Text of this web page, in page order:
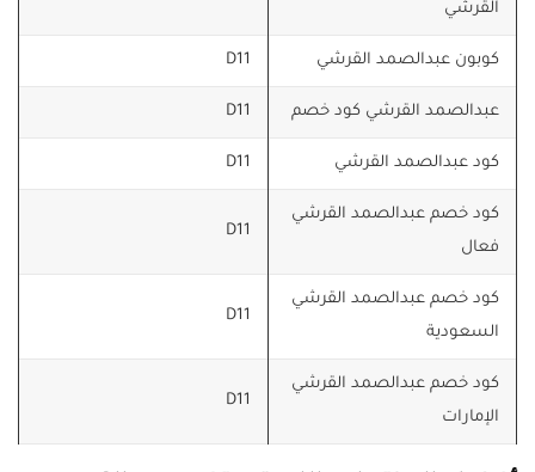
القرشي
كوبون عبدالصمد القرشي D11
عبدالصمد القرشي كود خصم D11
كود عبدالصمد القرشي D11
كود خصم عبدالصمد القرشي
فعال
D11
كود خصم عبدالصمد القرشي
السعودية
D11
كود خصم عبدالصمد القرشي
الإمارات
D11